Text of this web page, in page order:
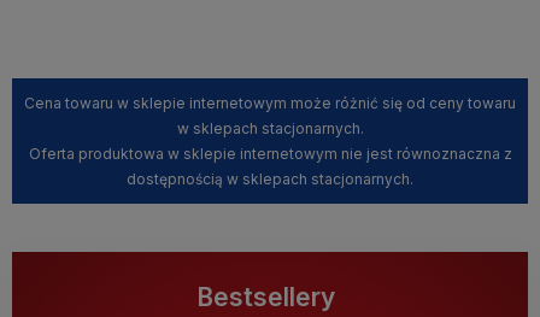
Cena towaru w sklepie internetowym może różnić się od ceny towaru
w sklepach stacjonarnych.
Oferta produktowa w sklepie internetowym nie jest równoznaczna z
dostępnością w sklepach stacjonarnych.
Bestsellery